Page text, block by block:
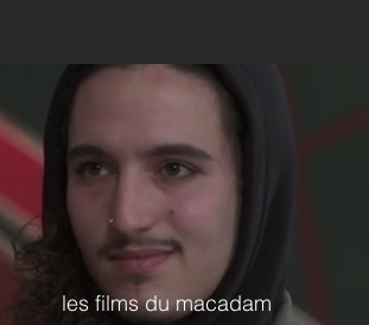
les films du macadam